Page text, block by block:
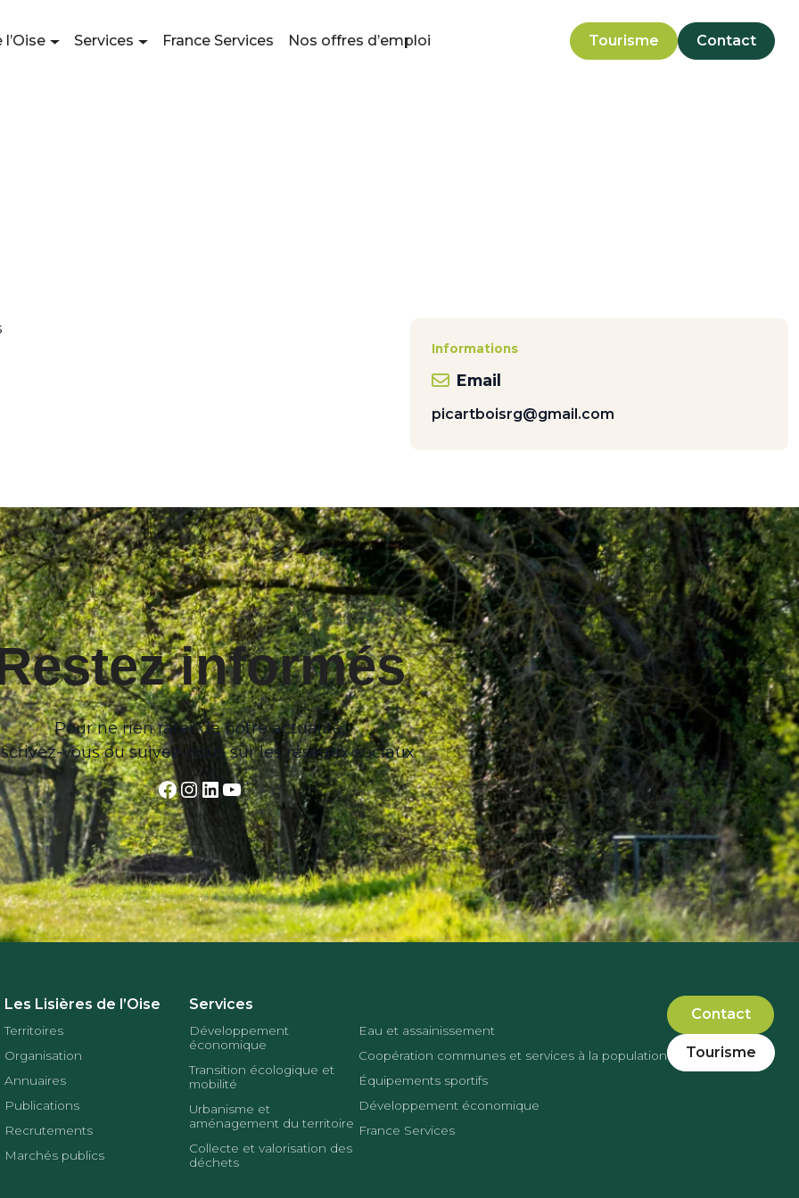
Services France Services Nos offres d’emploi Tourisme Contact
Informations
Email
picartboisrg@gmail.com
informés
Pour ne rien rater de notre actualité,
vous ou suivez-nous sur les réseaux sociaux
Facebook
Instagram
LinkedIn
YouTube
Les Lisières de l’Oise
Territoires
Organisation
Annuaires
Publications
Recrutements
Marchés publics
Services
Développement
économique
Transition écologique et
mobilité
Urbanisme et
aménagement du territoire
Collecte et valorisation des
déchets
Eau et assainissement
Coopération communes et services à la population
Équipements sportifs
Développement économique
France Services
Contact
Tourisme